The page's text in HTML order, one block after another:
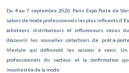
Paris Games Week
Magdalena
107e Congrès des
Du 4 au 7 septembre 2026, Paris Expo Porte de
salons de mode professionnels les plus influents
acheteurs, distributeurs et influenceurs venus
découvrir les nouvelles collections de prêt-à-
lifestyle qui définiront les saisons à venir. Un
professionnels du secteur, et la confirmation
incontestée de la mode.